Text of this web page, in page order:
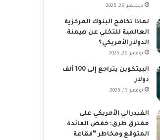
ديسمبر 29, 2025
لماذا تكافح البنوك المركزية
العالمية للتخلي عن هيمنة
الدولار الأمريكي؟
نوفمبر 26, 2025
البيتكوين يتراجع إلى 100 ألف
دولار
نوفمبر 13, 2025
الفيدرالي الأمريكي على
مفترق طرق: خفض الفائدة
المتوقع ومخاطر “فقاعة